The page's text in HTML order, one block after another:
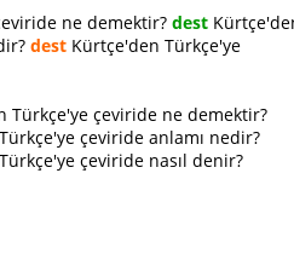
ne demektir? dest
dest Kürtçe'den Türkçe'ye
Türkçe'ye çeviride ne demektir?
çeviride anlamı nedir?
çeviride nasıl denir?